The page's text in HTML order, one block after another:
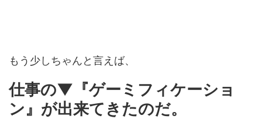
もう少しちゃんと言えば、
仕事の▼『ゲーミフィケーショ
ン』が出来てきたのだ。